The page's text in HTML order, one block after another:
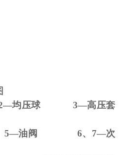
—均压球 3—高压套
5—油阀 6、 7—次